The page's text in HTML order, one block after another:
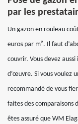
par les
Un gazon en rouleau
euros par m². Il faut
couvrir. Vous devez
d’œuvre. Si vous voulez
recommandé de vous
faites des comparaisons
êtes assuré que WM